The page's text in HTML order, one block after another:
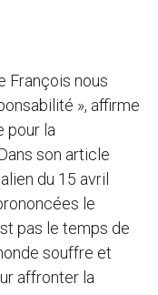
François nous
», affirme
pour la
son article
du 15 avril
le
pas le temps de
souffre et
affronter la